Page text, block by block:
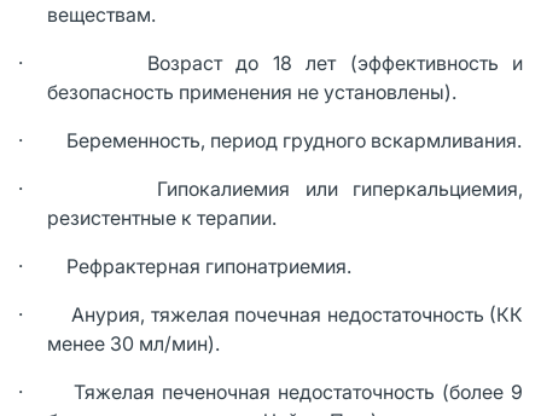
веществам.
· Возраст до 18 лет (эффективность и
безопасность применения не установлены).
· Беременность, период грудного вскармливания.
· Гипокалиемия или гиперкальциемия,
резистентные к терапии.
· Рефрактерная гипонатриемия.
· Анурия, тяжелая почечная недостаточность (КК
менее 30 мл/мин).
· Тяжелая печеночная недостаточность (более 9